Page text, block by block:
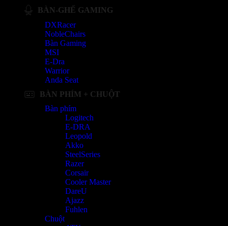
BÀN-GHẾ GAMING
DXRacer
NobleChairs
Bàn Gaming
MSI
E-Dra
Warrior
Anda Seat
BÀN PHÍM + CHUỘT
Bàn phím
Logitech
E-DRA
Leopold
Akko
SteelSeries
Razer
Corsair
Cooler Master
DareU
Ajazz
Fuhlen
Chuột